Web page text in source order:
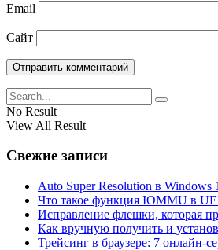
Email
Сайт
No Result
View All Result
Свежие записи
Auto Super Resolution в Windows
Что такое функция IOMMU в
Исправление флешки, которая
Как вручную получить и
Трейсинг в браузере: 7 онлайн-